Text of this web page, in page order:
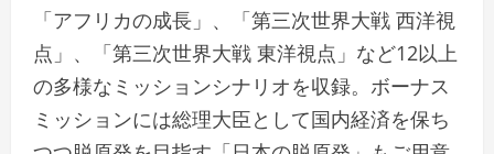
「アフリカの成長」、「第三次世界大戦 西洋視
点」、「第三次世界大戦 東洋視点」など12以上
の多様なミッションシナリオを収録。ボーナス
ミッションには総理大臣として国内経済を保ち